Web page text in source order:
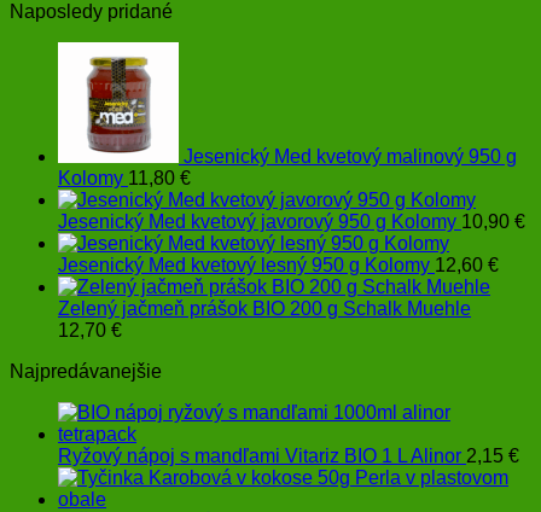
Naposledy pridané
Jesenický Med kvetový malinový 950 g
Kolomy 11,80 €
Jesenický Med kvetový javorový 950 g Kolomy 10,90 €
Jesenický Med kvetový lesný 950 g Kolomy 12,60 €
Zelený jačmeň prášok BIO 200 g Schalk Muehle
12,70 €
Najpredávanejšie
Ryžový nápoj s mandľami Vitariz BIO 1 L Alinor 2,15 €